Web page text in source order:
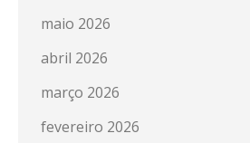
maio 2026
abril 2026
março 2026
fevereiro 2026